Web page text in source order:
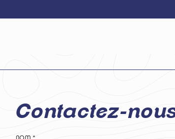
Contactez-
Nom *